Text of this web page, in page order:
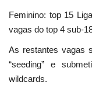
Feminino: top 15
vagas do top 4 sub-
As restantes vagas
“seeding” e
wildcards.